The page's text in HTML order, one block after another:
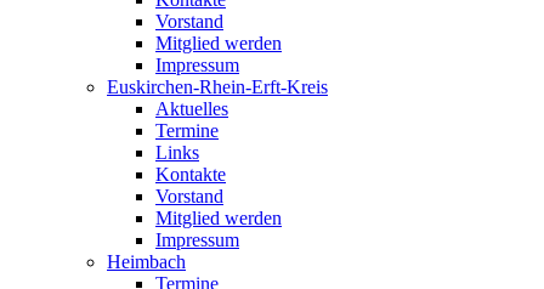
Vorstand
Mitglied werden
Impressum
Euskirchen-Rhein-Erft-Kreis
Aktuelles
Termine
Links
Kontakte
Vorstand
Mitglied werden
Impressum
Heimbach
Termine